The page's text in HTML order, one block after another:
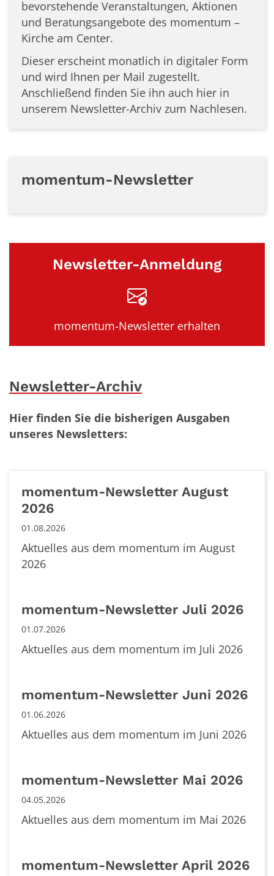
bevorstehende Veranstaltungen, Aktionen
und Beratungsangebote des momentum –
Kirche am Center.
Dieser erscheint monatlich in digitaler Form
und wird Ihnen per Mail zugestellt.
Anschließend finden Sie ihn auch hier in
unserem Newsletter-Archiv zum Nachlesen.
momentum-Newsletter
Newsletter-Anmeldung
momentum-Newsletter erhalten
Newsletter-Archiv
Hier finden Sie die bisherigen Ausgaben
unseres Newsletters:
momentum-Newsletter August
2026
01.08.2026
Aktuelles aus dem momentum im August
2026
momentum-Newsletter Juli 2026
01.07.2026
Aktuelles aus dem momentum im Juli 2026
momentum-Newsletter Juni 2026
01.06.2026
Aktuelles aus dem momentum im Juni 2026
momentum-Newsletter Mai 2026
04.05.2026
Aktuelles aus dem momentum im Mai 2026
momentum-Newsletter April 2026